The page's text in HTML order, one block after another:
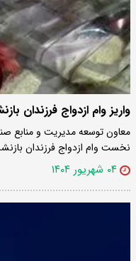
واریز وام ازدواج فرزندان
معاون توسعه مدیریت و منابع
نخست وام ازدواج فرزندان
۰۴ شهریور ۱۴۰۴